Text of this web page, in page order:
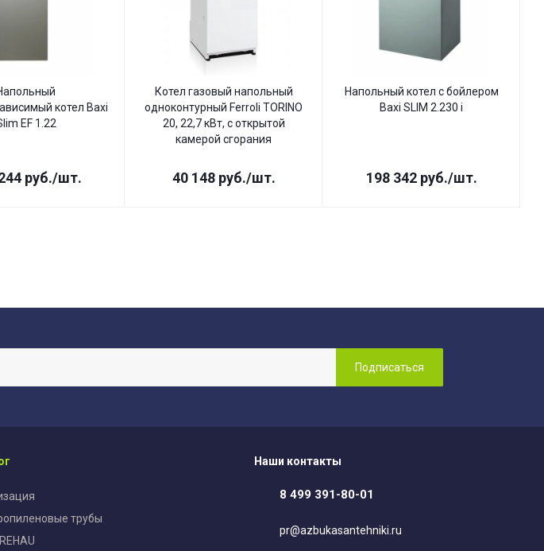
котел Baxi
EF 1.22
руб./шт.
Котел газовый напольный
одноконтурный Ferroli TORINO
20, 22,7 кВт, с открытой
камерой сгорания
40 148руб./шт.
Напольный котел с бойлером
Baxi SLIM 2.230 i
198 342руб./шт.
трубы
Наши контакты
8 499 391-80-01
pr@azbukasantehniki.ru